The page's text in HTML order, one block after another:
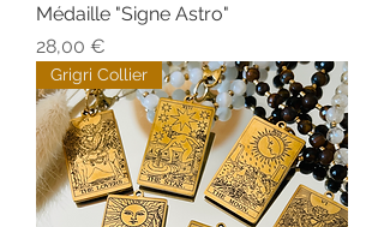
Médaille "Signe Astro"
Prix
28,00 €
Grigri Collier